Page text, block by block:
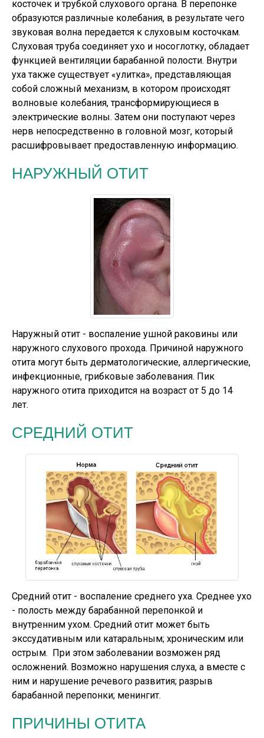
косточек и трубкой слухового органа. В перепонке
образуются различные колебания, в результате чего
звуковая волна передается к слуховым косточкам.
Слуховая труба соединяет ухо и носоглотку, обладает
функцией вентиляции барабанной полости. Внутри
уха также существует «улитка», представляющая
собой сложный механизм, в котором происходят
волновые колебания, трансформирующиеся в
электрические волны. Затем они поступают через
нерв непосредственно в головной мозг, который
расшифровывает предоставленную информацию.
НАРУЖНЫЙ ОТИТ
Наружный отит - воспаление ушной раковины или
наружного слухового прохода. Причиной наружного
отита могут быть дерматологические, аллергические,
инфекционные, грибковые заболевания. Пик
наружного отита приходится на возраст от 5 до 14
лет.
СРЕДНИЙ ОТИТ
Средний отит - воспаление среднего уха. Среднее ухо
- полость между барабанной перепонкой и
внутренним ухом. Средний отит может быть
экссудативным или катаральным; хроническим или
острым. При этом заболевании возможен ряд
осложнений. Возможно нарушения слуха, а вместе с
ним и нарушение речевого развития; разрыв
барабанной перепонки; менингит.
ПРИЧИНЫ ОТИТА